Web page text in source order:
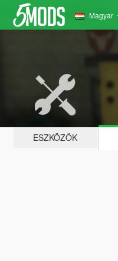
Magyar
ESZKÖZÖK